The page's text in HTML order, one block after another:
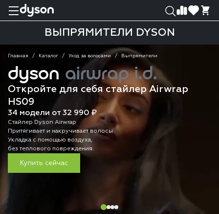
ВЫПРЯМИТЕЛИ DYSON
Главная Каталог Уход за волосами Выпрямители
dyson airwrap i.d.
Откройте для себя стайлер Airwrap
HS09
34 модели от 32 990 ₽
Стайлер Dyson Airwrap
Притягивает и накручивает волосы.
Укладка с помощью воздуха,
без теплового повреждения.
Купить сейчас